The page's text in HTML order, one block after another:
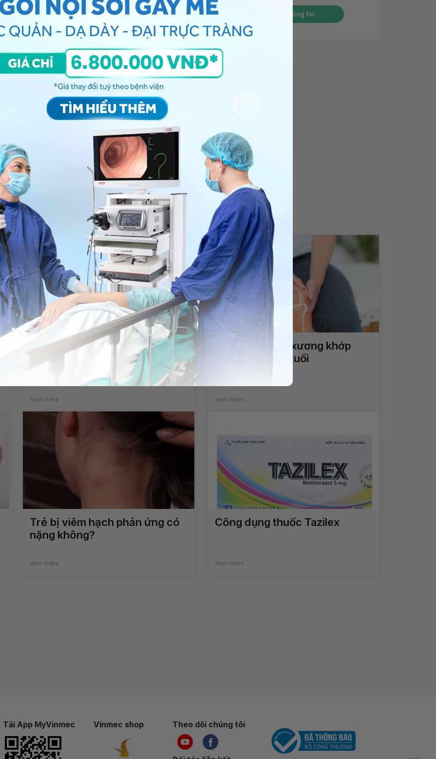
động từ 10-20%). Việc can thiệp ngoại khoa sẽ tùy
chuyên khoa Nội tiết để được tư vấn thêm về tình
giáp TIRADs 4A kích thước 36mmx38mm , bạn có
để kiểm tra và tư vấn thêm. Cảm ơn bạn đã tin
thật nhiều sức khỏe.
số
hoặc đặt
động trên ứng dụng My Vinmec để quản lý, theo dõi
dụng.
Chia sẻ
giáp Nhân tuyến giáp TIRADs 4A Chọc tế bào
Gửi thông tin
Kết quả xét nghiệm TSH: 1,
FT4: 42.62, FT3: 5.12 cho biết
Xem thêm
Điều trị đau cơ xương khớp
cho người cao tuổi
Xem thêm
Trẻ bị viêm hạch phản ứng có
nặng không?
Xem thêm
Công dụng thuốc Tazilex
Xem thêm
Tải App MyVinmec Vinmec shop Theo dõi chúng tôi